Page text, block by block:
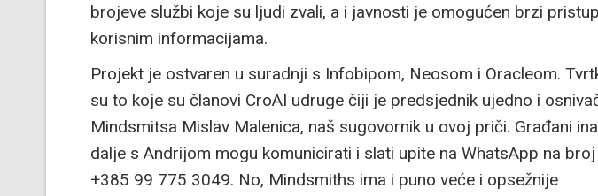
brojeve službi koje su ljudi zvali, a i javnosti je omogućen brzi pristup
korisnim informacijama.
Projekt je ostvaren u suradnji s Infobipom, Neosom i Oracleom.
su to koje su članovi CroAI udruge čiji je predsjednik ujedno i
Mindsmitsa Mislav Malenica, naš sugovornik u ovoj priči. Građani
dalje s Andrijom mogu komunicirati i slati upite na WhatsApp na broj
+385 99 775 3049. No, Mindsmiths ima i puno veće i opsežnije